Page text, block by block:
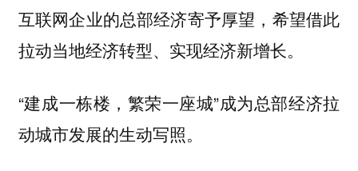
互联网企业的总部经济寄予厚望，希望借此
拉动当地经济转型、实现经济新增长。
“建成一栋楼，繁荣一座城”成为总部经济拉
动城市发展的生动写照。